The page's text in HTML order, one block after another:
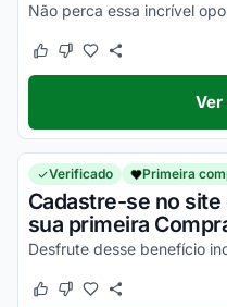
Este cupom funcionou
Este cupom não
Verificado Primeira
Cadastre-se no
sua primeira
Este cupom funcionou
Este cupom não